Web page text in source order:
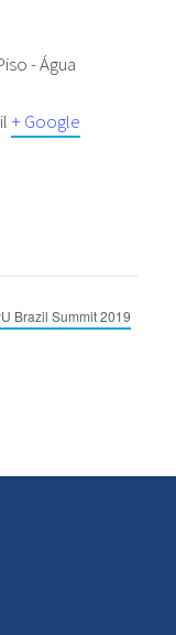
- Água
+ Google
Brazil Summit 2019